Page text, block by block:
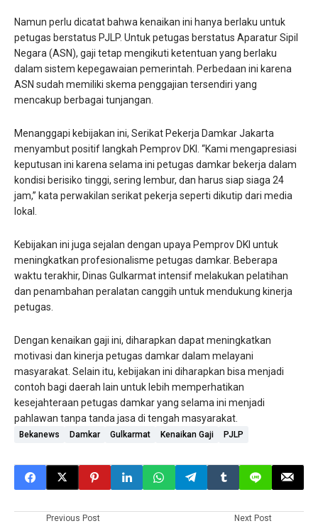
Namun perlu dicatat bahwa kenaikan ini hanya berlaku untuk
petugas berstatus PJLP. Untuk petugas berstatus Aparatur Sipil
Negara (ASN), gaji tetap mengikuti ketentuan yang berlaku
dalam sistem kepegawaian pemerintah. Perbedaan ini karena
ASN sudah memiliki skema penggajian tersendiri yang
mencakup berbagai tunjangan.
Menanggapi kebijakan ini, Serikat Pekerja Damkar Jakarta
menyambut positif langkah Pemprov DKI. “Kami mengapresiasi
keputusan ini karena selama ini petugas damkar bekerja dalam
kondisi berisiko tinggi, sering lembur, dan harus siap siaga 24
jam,” kata perwakilan serikat pekerja seperti dikutip dari media
lokal.
Kebijakan ini juga sejalan dengan upaya Pemprov DKI untuk
meningkatkan profesionalisme petugas damkar. Beberapa
waktu terakhir, Dinas Gulkarmat intensif melakukan pelatihan
dan penambahan peralatan canggih untuk mendukung kinerja
petugas.
Dengan kenaikan gaji ini, diharapkan dapat meningkatkan
motivasi dan kinerja petugas damkar dalam melayani
masyarakat. Selain itu, kebijakan ini diharapkan bisa menjadi
contoh bagi daerah lain untuk lebih memperhatikan
kesejahteraan petugas damkar yang selama ini menjadi
pahlawan tanpa tanda jasa di tengah masyarakat.
Bekanews Damkar Gulkarmat Kenaikan Gaji PJLP
Previous Post Next Post